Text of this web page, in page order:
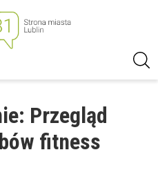
Przegląd
fitness